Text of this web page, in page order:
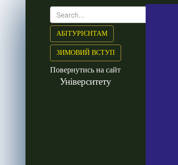
АБІТУРІЄНТАМ
ЗИМОВИЙ ВСТУП
Повернутись на сайт
Університету